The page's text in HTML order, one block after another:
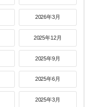
2026年3月
2025年12月
2025年9月
2025年6月
2025年3月